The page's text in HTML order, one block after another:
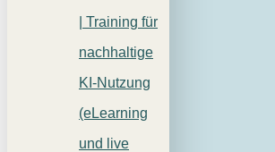
| Training für
nachhaltige
KI-Nutzung
(eLearning
und live